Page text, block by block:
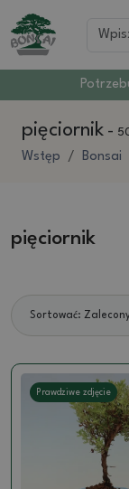
pięciornik -
Wstęp Bonsai
pięciornik
Sortować:
Prawdziwe zdjęcie